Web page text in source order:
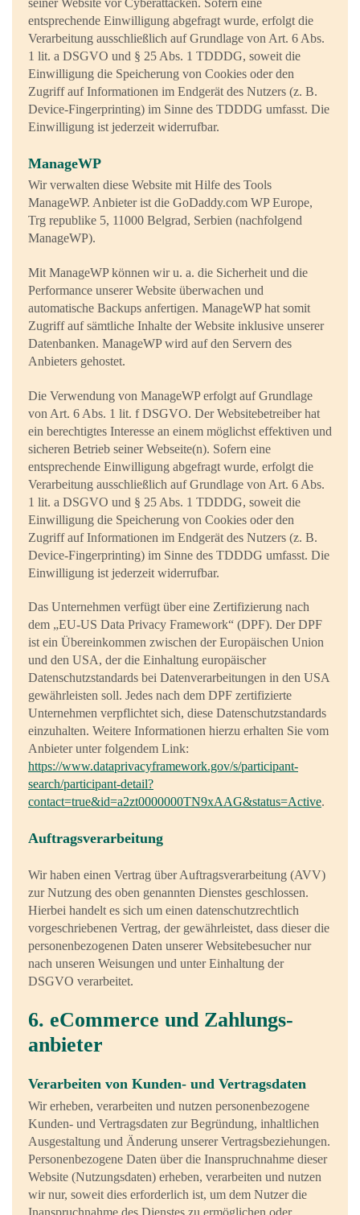
seiner Website vor Cyberattacken. Sofern eine
entsprechende Einwilligung abgefragt wurde, erfolgt die
Verarbeitung ausschließlich auf Grundlage von Art. 6 Abs.
1 lit. a DSGVO und § 25 Abs. 1 TDDDG, soweit die
Einwilligung die Speicherung von Cookies oder den
Zugriff auf Informationen im Endgerät des Nutzers (z. B.
Device-Fingerprinting) im Sinne des TDDDG umfasst. Die
Einwilligung ist jederzeit widerrufbar.
ManageWP
Wir verwalten diese Website mit Hilfe des Tools
ManageWP. Anbieter ist die GoDaddy.com WP Europe,
Trg republike 5, 11000 Belgrad, Serbien (nachfolgend
ManageWP).
Mit ManageWP können wir u. a. die Sicherheit und die
Performance unserer Website überwachen und
automatische Backups anfertigen. ManageWP hat somit
Zugriff auf sämtliche Inhalte der Website inklusive unserer
Datenbanken. ManageWP wird auf den Servern des
Anbieters gehostet.
Die Verwendung von ManageWP erfolgt auf Grundlage
von Art. 6 Abs. 1 lit. f DSGVO. Der Websitebetreiber hat
ein berechtigtes Interesse an einem möglichst effektiven und
sicheren Betrieb seiner Webseite(n). Sofern eine
entsprechende Einwilligung abgefragt wurde, erfolgt die
Verarbeitung ausschließlich auf Grundlage von Art. 6 Abs.
1 lit. a DSGVO und § 25 Abs. 1 TDDDG, soweit die
Einwilligung die Speicherung von Cookies oder den
Zugriff auf Informationen im Endgerät des Nutzers (z. B.
Device-Fingerprinting) im Sinne des TDDDG umfasst. Die
Einwilligung ist jederzeit widerrufbar.
Das Unternehmen verfügt über eine Zertifizierung nach
dem „EU-US Data Privacy Framework“ (DPF). Der DPF
ist ein Übereinkommen zwischen der Europäischen Union
und den USA, der die Einhaltung europäischer
Datenschutzstandards bei Datenverarbeitungen in den USA
gewährleisten soll. Jedes nach dem DPF zertifizierte
Unternehmen verpflichtet sich, diese Datenschutzstandards
einzuhalten. Weitere Informationen hierzu erhalten Sie vom
Anbieter unter folgendem Link:
https://www.dataprivacyframework.gov/s/participant-
search/participant-detail?
contact=true&id=a2zt0000000TN9xAAG&status=Active.
Auftragsverarbeitung
Wir haben einen Vertrag über Auftragsverarbeitung (AVV)
zur Nutzung des oben genannten Dienstes geschlossen.
Hierbei handelt es sich um einen datenschutzrechtlich
vorgeschriebenen Vertrag, der gewährleistet, dass dieser die
personenbezogenen Daten unserer Websitebesucher nur
nach unseren Weisungen und unter Einhaltung der
DSGVO verarbeitet.
6. eCommerce und Zahlungs­
anbieter
Verarbeiten von Kunden- und Vertragsdaten
Wir erheben, verarbeiten und nutzen personenbezogene
Kunden- und Vertragsdaten zur Begründung, inhaltlichen
Ausgestaltung und Änderung unserer Vertragsbeziehungen.
Personenbezogene Daten über die Inanspruchnahme dieser
Website (Nutzungsdaten) erheben, verarbeiten und nutzen
wir nur, soweit dies erforderlich ist, um dem Nutzer die
Inanspruchnahme des Dienstes zu ermöglichen oder